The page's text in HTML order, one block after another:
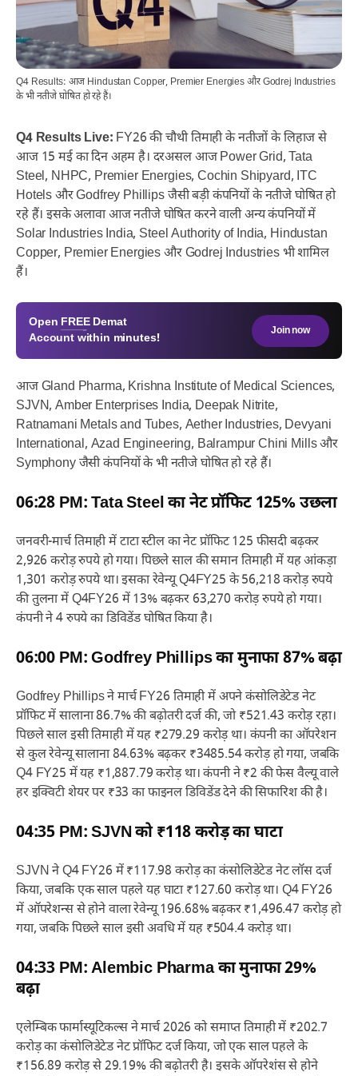
Q4 Results: आज Hindustan Copper, Premier Energies और Godrej Industries
के भी नतीजे घोषित हो रहे हैं।
Q4 Results Live: FY26 की चौथी तिमाही के नतीजों के लिहाज से
आज 15 मई का दिन अहम है। दरअसल आज Power Grid, Tata
Steel, NHPC, Premier Energies, Cochin Shipyard, ITC
Hotels और Godfrey Phillips जैसी बड़ी कंपनियों के नतीजे घोषित हो
रहे हैं। इसके अलावा आज नतीजे घोषित करने वाली अन्य कंपनियों में
Solar Industries India, Steel Authority of India, Hindustan
Copper, Premier Energies और Godrej Industries भी शामिल
हैं।
Open FREE Demat
Account within minutes!
Join now
आज Gland Pharma, Krishna Institute of Medical Sciences,
SJVN, Amber Enterprises India, Deepak Nitrite,
Ratnamani Metals and Tubes, Aether Industries, Devyani
International, Azad Engineering, Balrampur Chini Mills और
Symphony जैसी कंपनियों के भी नतीजे घोषित हो रहे हैं।
06:28 PM: Tata Steel का नेट प्रॉफिट 125% उछला
जनवरी-मार्च तिमाही में टाटा स्टील का नेट प्रॉफिट 125 फीसदी बढ़कर
2,926 करोड़ रुपये हो गया। पिछले साल की समान तिमाही में यह आंकड़ा
1,301 करोड़ रुपये था। इसका रेवेन्यू Q4FY25 के 56,218 करोड़ रुपये
की तुलना में Q4FY26 में 13% बढ़कर 63,270 करोड़ रुपये हो गया।
कंपनी ने 4 रुपये का डिविडेंड घोषित किया है।
06:00 PM: Godfrey Phillips का मुनाफा 87% बढ़ा
Godfrey Phillips ने मार्च FY26 तिमाही में अपने कंसोलिडेटेड नेट
प्रॉफिट में सालाना 86.7% की बढ़ोतरी दर्ज की, जो ₹521.43 करोड़ रहा।
पिछले साल इसी तिमाही में यह ₹279.29 करोड़ था। कंपनी का ऑपरेशन
से कुल रेवेन्यू सालाना 84.63% बढ़कर ₹3485.54 करोड़ हो गया, जबकि
Q4 FY25 में यह ₹1,887.79 करोड़ था। कंपनी ने ₹2 की फेस वैल्यू वाले
हर इक्विटी शेयर पर ₹33 का फाइनल डिविडेंड देने की सिफारिश की है।
04:35 PM: SJVN को ₹118 करोड़ का घाटा
SJVN ने Q4 FY26 में ₹117.98 करोड़ का कंसोलिडेटेड नेट लॉस दर्ज
किया, जबकि एक साल पहले यह घाटा ₹127.60 करोड़ था। Q4 FY26
में ऑपरेशन्स से होने वाला रेवेन्यू 196.68% बढ़कर ₹1,496.47 करोड़ हो
गया, जबकि पिछले साल इसी अवधि में यह ₹504.4 करोड़ था।
04:33 PM: Alembic Pharma का मुनाफा 29%
बढ़ा
एलेम्बिक फार्मास्यूटिकल्स ने मार्च 2026 को समाप्त तिमाही में ₹202.7
करोड़ का कंसोलिडेटेड नेट प्रॉफिट दर्ज किया, जो एक साल पहले के
₹156.89 करोड़ से 29.19% की बढ़ोतरी है। इसके ऑपरेशंस से होने